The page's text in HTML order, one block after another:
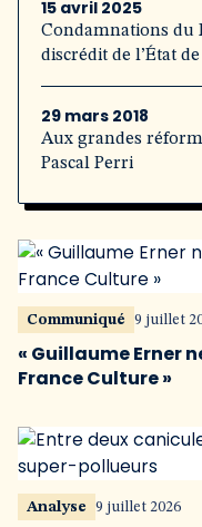
15 avril 2025
Condamnations du
discrédit de l’État
29 mars 2018
Aux grandes
Pascal Perri
Communiqué 9 juillet
« Guillaume Erner
France Culture »
Analyse 9 juillet 2026